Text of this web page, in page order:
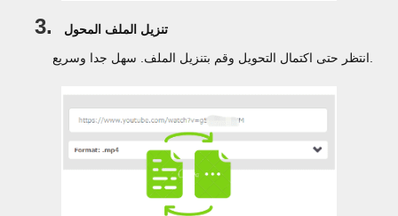
3.
تنزيل الملف المحول